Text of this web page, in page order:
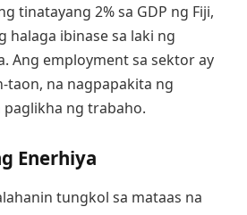
tinatayang 2% sa GDP ng Fiji,
halaga ibinase sa laki ng
Ang employment sa sektor ay
taon, na nagpapakita ng
ng trabaho.
Enerhiya
tungkol sa mataas na